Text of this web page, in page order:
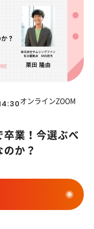
オンラインZOOM
卒業！今選ぶべ
か？